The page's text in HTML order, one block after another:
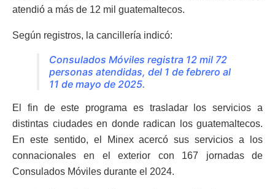
atendió a más de 12 mil guatemaltecos.
Según registros, la cancillería indicó:
Consulados Móviles registra 12 mil 72
personas atendidas, del 1 de febrero al
11 de mayo de 2025.
El fin de este programa es trasladar los servicios a
distintas ciudades en donde radican los guatemaltecos.
En este sentido, el Minex acercó sus servicios a los
connacionales en el exterior con 167 jornadas de
Consulados Móviles durante el 2024.